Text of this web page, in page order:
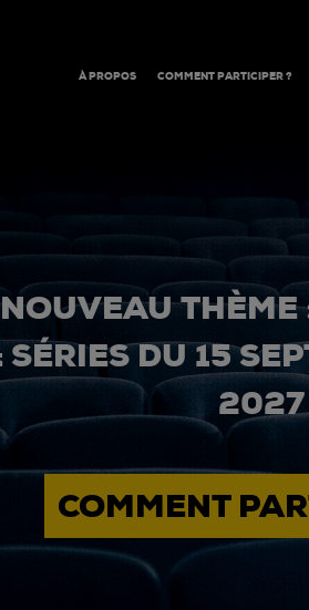
À PROPOS COMMENT PARTICIPER ?
NOUVEAU
DU 15
2027
COMMENT